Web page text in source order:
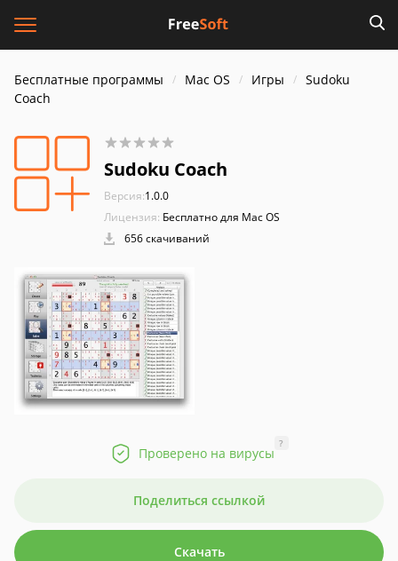
Бесплатные программы Mac OS Игры
Sudoku
Coach
Sudoku Coach
Версия:1.0.0
Лицензия: Бесплатно для Mac OS
656 скачиваний
Проверено на вирусы
?
Поделиться ссылкой
Скачать